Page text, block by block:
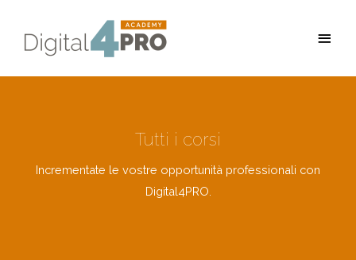
contenuto
Tutti i corsi
Incrementate le vostre opportunità professionali con
Digital4PRO.